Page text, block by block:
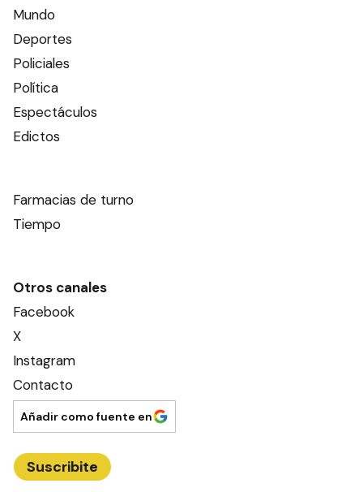
Mundo
Deportes
Policiales
Política
Espectáculos
Edictos
Farmacias de turno
Tiempo
Otros canales
Facebook
X
Instagram
Contacto
Añadir como fuente en
Suscribite